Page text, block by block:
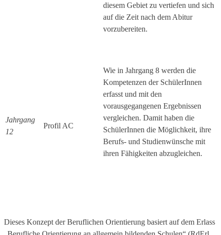
diesem Gebiet zu vertiefen und sich
auf die Zeit nach dem Abitur
vorzubereiten.
Jahrgang
12
Profil AC
Wie in Jahrgang 8 werden die
Kompetenzen der SchülerInnen
erfasst und mit den
vorausgegangenen Ergebnissen
vergleichen. Damit haben die
SchülerInnen die Möglichkeit, ihre
Berufs- und Studienwünsche mit
ihren Fähigkeiten abzugleichen.
Dieses Konzept der Beruflichen Orientierung basiert auf dem Erlass